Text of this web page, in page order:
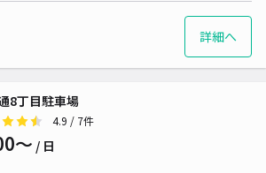
詳細へ
8丁目駐車場
4.9 / 7件
〜 / 日